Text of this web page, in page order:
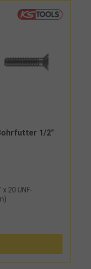
1/2"
20 UNF-